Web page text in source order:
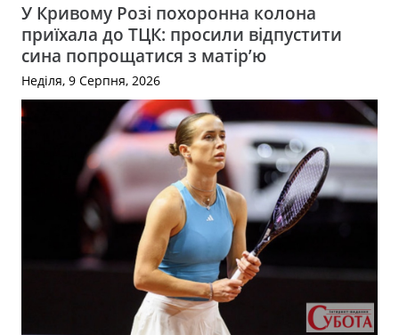
У Кривому Розі похоронна колона
приїхала до ТЦК: просили відпустити
сина попрощатися з матір’ю
Неділя, 9 Серпня, 2026